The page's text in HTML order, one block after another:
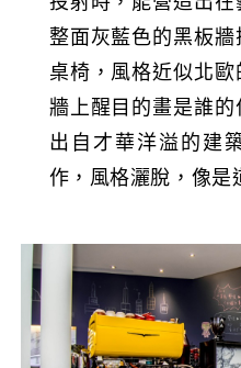
整面灰藍色的黑板
桌椅，風格近似北
牆上醒目的畫是誰
出自才華洋溢的建
作，風格灑脫，像是